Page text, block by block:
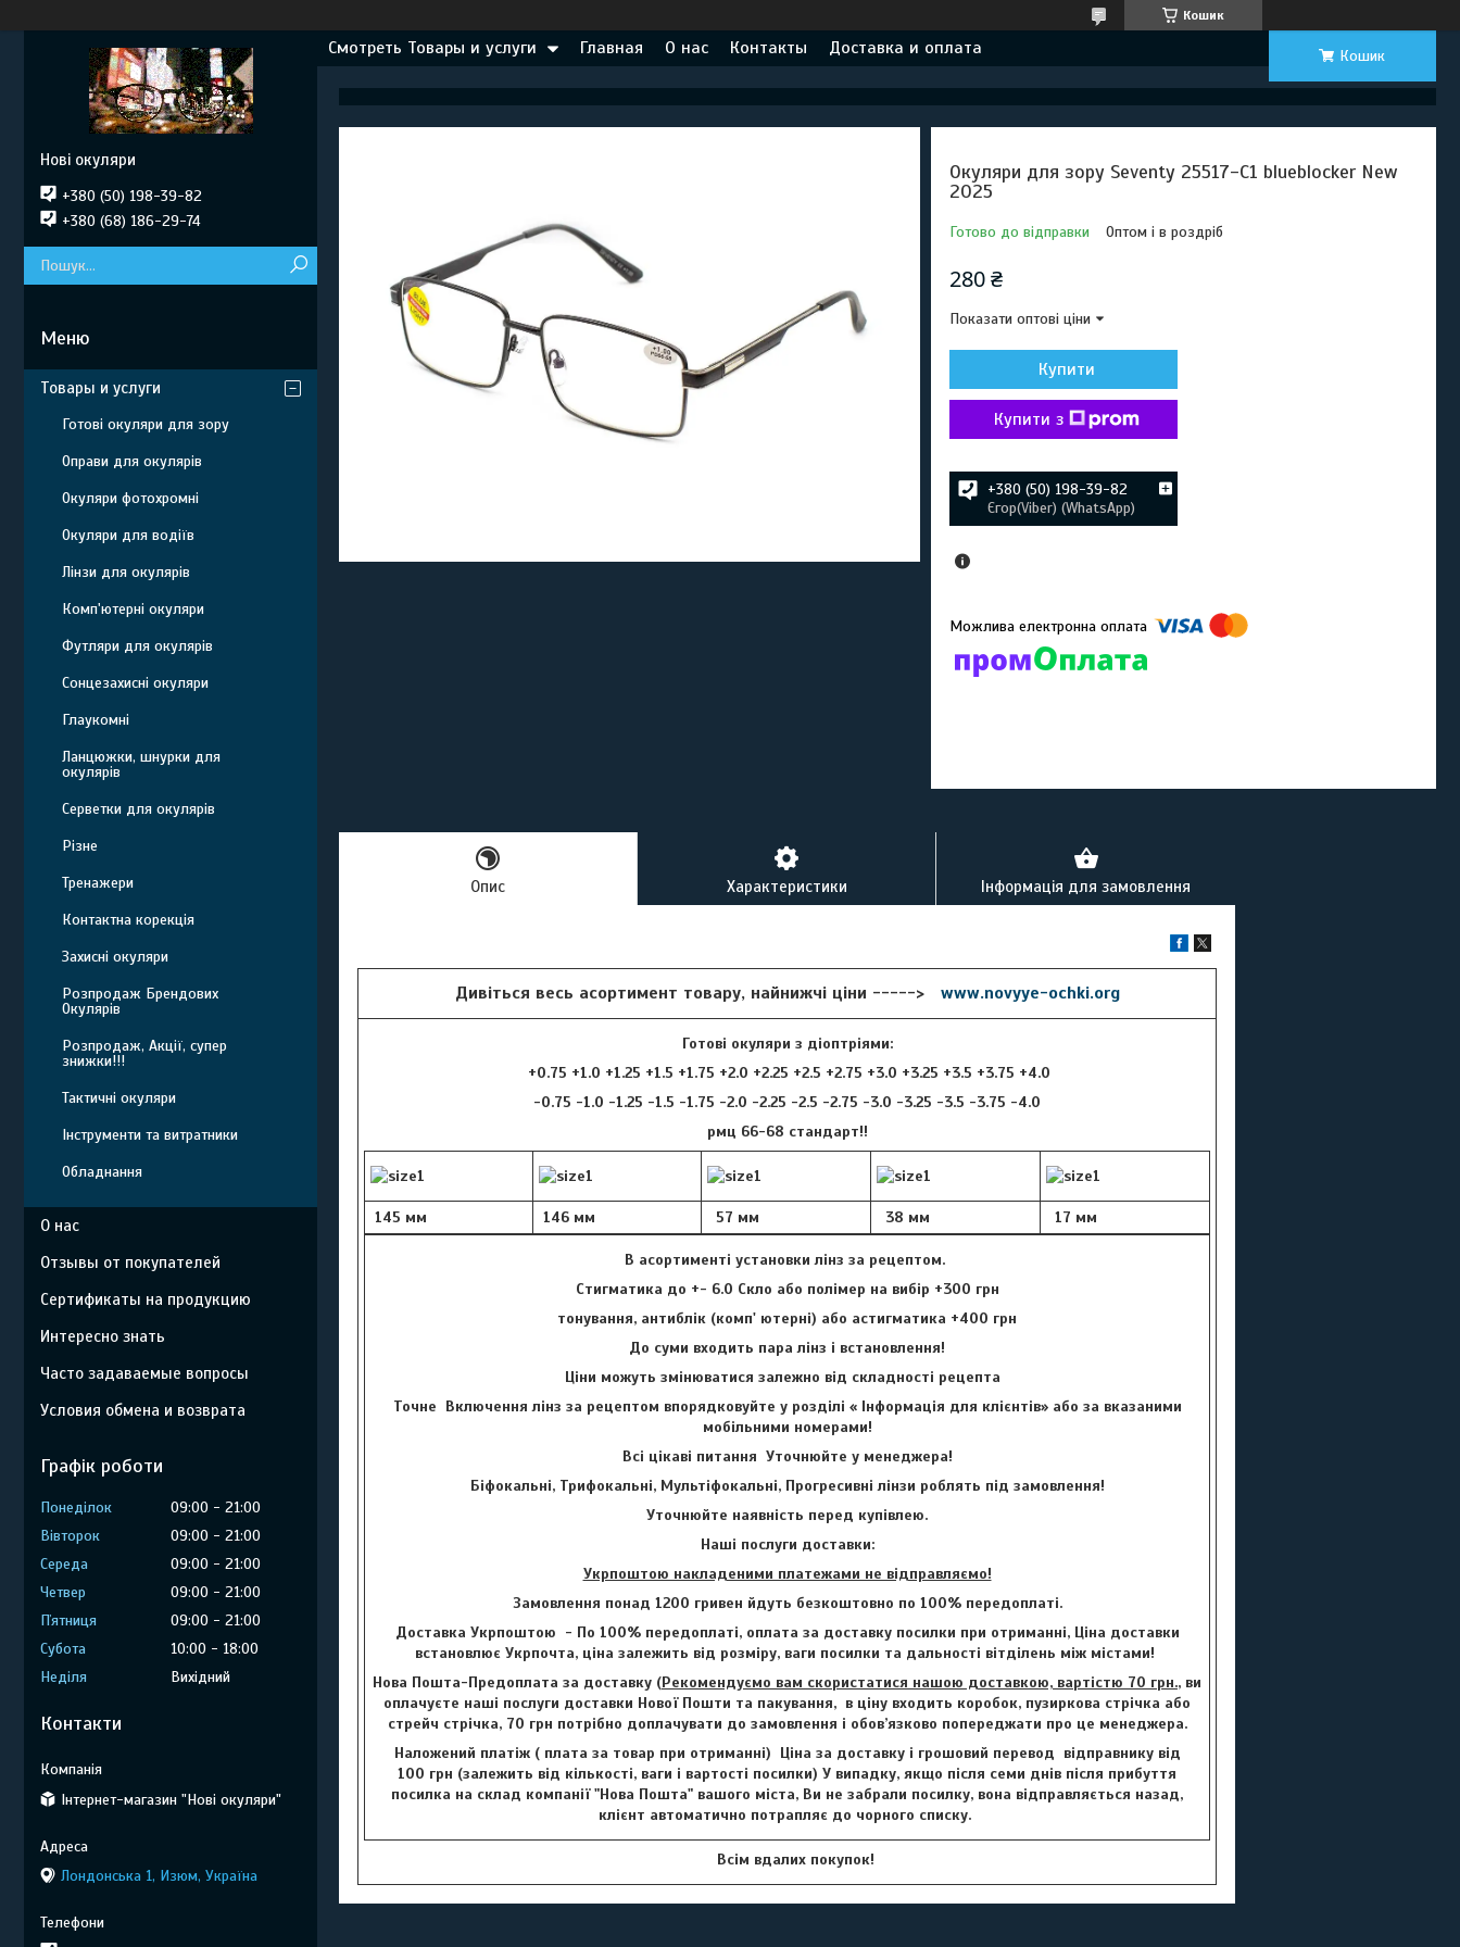
Кошик
Смотреть Товары и услуги Главная О нас Контакты Доставка и оплата Кошик
Окуляри для зору Seventy 25517-C1 blueblocker New
2025
Готово до відправки Оптом і в роздріб
280 ₴
Показати оптові ціни
Купити
Купити з
+380 (50) 198-39-82
Єгор(Viber) (WhatsApp)
Опис Характеристики Інформація для замовлення
Дивіться весь асортимент товару, найнижчі ціни -----> www.novyye-ochki.org
Готові окуляри з діоптріями:
+0.75 +1.0 +1.25 +1.5 +1.75 +2.0 +2.25 +2.5 +2.75 +3.0 +3.25 +3.5 +3.75 +4.0
-0.75 -1.0 -1.25 -1.5 -1.75 -2.0 -2.25 -2.5 -2.75 -3.0 -3.25 -3.5 -3.75 -4.0
рмц 66-68 стандарт!!
145 мм 146 мм 57 мм 38 мм 17 мм
В асортименті установки лінз за рецептом.
Стигматика до +- 6.0 Скло або полімер на вибір +300 грн
тонування, антиблік (комп' ютерні) або астигматика +400 грн
До суми входить пара лінз і встановлення!
Ціни можуть змінюватися залежно від складності рецепта
Точне Включення лінз за рецептом впорядковуйте у розділі « Інформація для клієнтів» або за вказаними
мобільними номерами!
Всі цікаві питання Уточнюйте у менеджера!
Біфокальні, Трифокальні, Мультіфокальні, Прогресивні лінзи роблять під замовлення!
Уточнюйте наявність перед купівлею.
Наші послуги доставки:
Укрпоштою накладеними платежами не відправляємо!
Замовлення понад 1200 гривен йдуть безкоштовно по 100% передоплаті.
Доставка Укрпоштою - По 100% передоплаті, оплата за доставку посилки при отриманні, Ціна доставки
встановлює Укрпочта, ціна залежить від розміру, ваги посилки та дальності вітділень між містами!
Нова Пошта-Предоплата за доставку (Рекомендуємо вам скористатися нашою доставкою, вартістю 70 грн., ви
оплачуєте наші послуги доставки Нової Пошти та пакування, в ціну входить коробок, пузиркова стрічка або
стрейч стрічка, 70 грн потрібно доплачувати до замовлення і обов’язково попереджати про це менеджера.
Наложений платіж ( плата за товар при отриманні) Ціна за доставку і грошовий перевод відправнику від
100 грн (залежить від кількості, ваги і вартості посилки) У випадку, якщо після семи днів після прибуття
посилка на склад компанії "Нова Пошта" вашого міста, Ви не забрали посилку, вона відправляється назад,
клієнт автоматично потрапляє до чорного списку.
Всім вдалих покупок!
Нові окуляри
+380 (50) 198-39-82
+380 (68) 186-29-74
Товары и услуги
Готові окуляри для зору
Оправи для окулярів
Окуляри фотохромні
Окуляри для водіїв
Лінзи для окулярів
Комп'ютерні окуляри
Футляри для окулярів
Сонцезахисні окуляри
Глаукомні
Ланцюжки, шнурки для
окулярів
Серветки для окулярів
Різне
Тренажери
Контактна корекція
Захисні окуляри
Розпродаж Брендових
Окулярів
Розпродаж, Акції, супер
знижки!!!
Тактичні окуляри
Інструменти та витратники
Обладнання
О нас
Отзывы от покупателей
Сертификаты на продукцию
Интересно знать
Часто задаваемые вопросы
Условия обмена и возврата
Графік роботи
Понеділок 09:00
21:00
Вівторок
09:00
21:00
Середа
09:00
21:00
Четвер
09:00
21:00
Пʼятниця
09:00
21:00
Субота
10:00
18:00
Неділя
Вихідний
Контакти
Інтернет-магазин "Нові окуляри"
Лондонська 1, Изюм, Україна